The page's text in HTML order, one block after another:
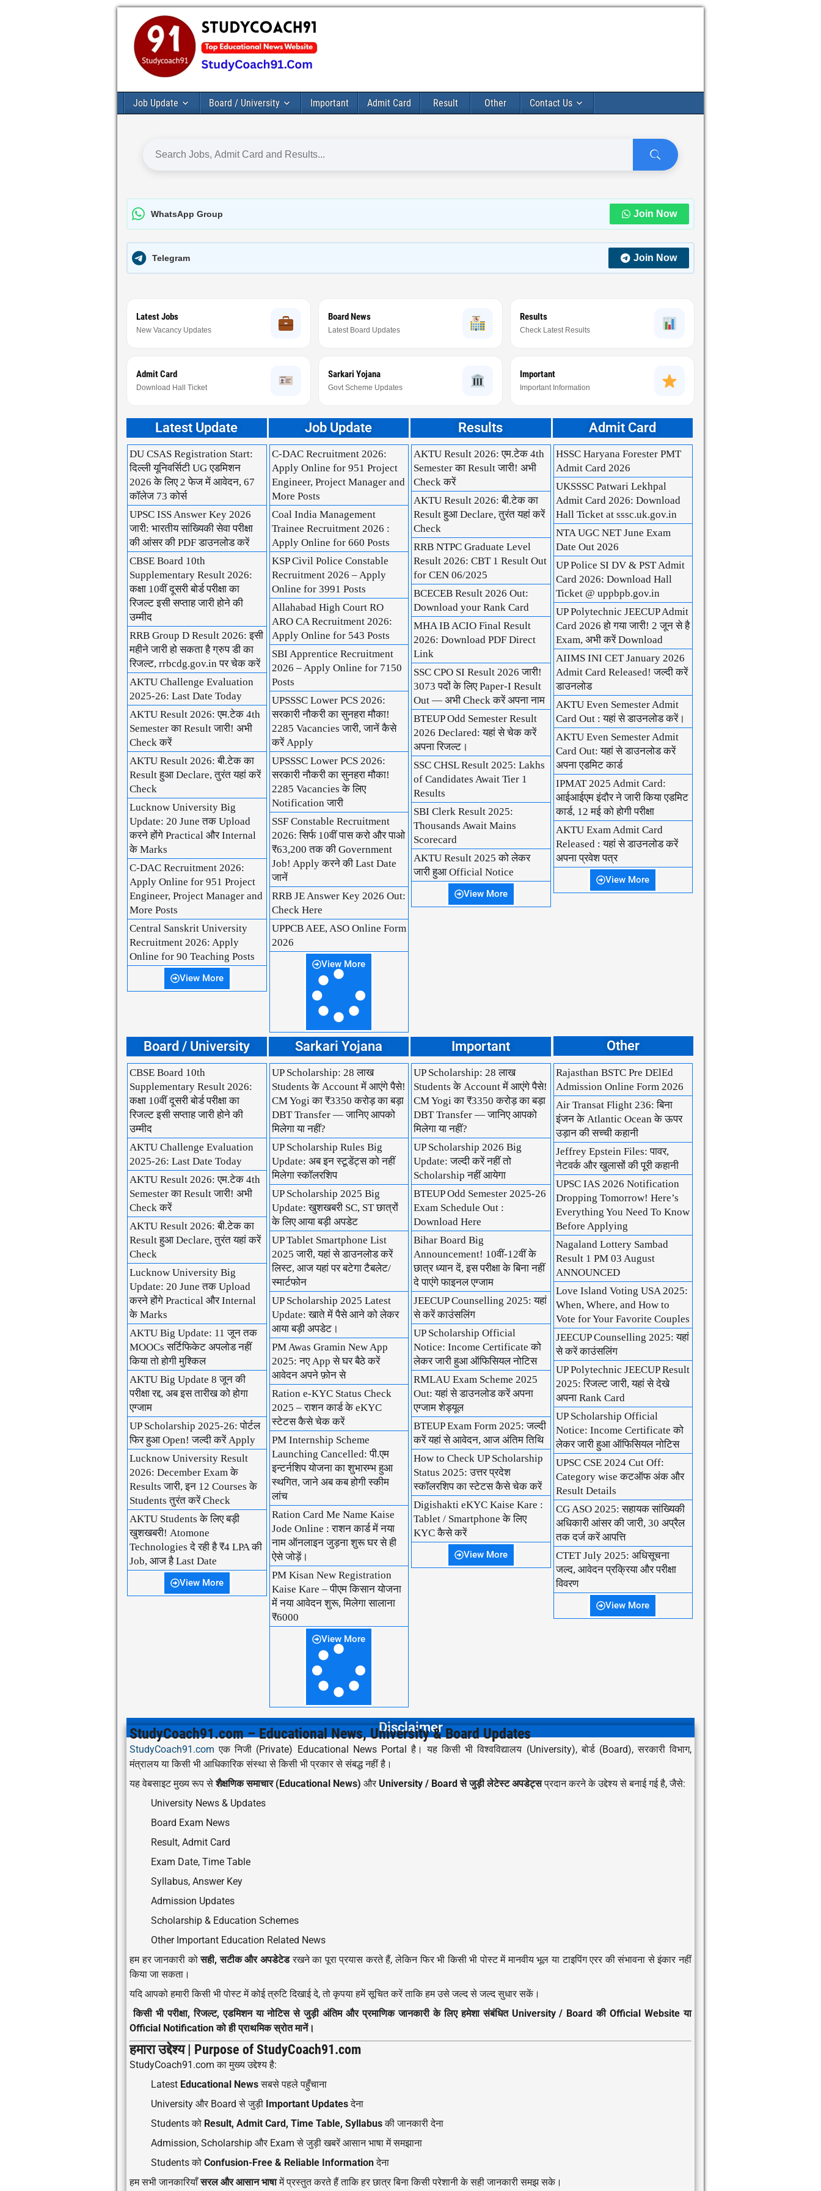
Job Update Board / University Important Admit Card Result Other Contact Us
WhatsApp Group Join Now
Telegram Join Now
Latest Jobs
New Vacancy Updates
Board News
Latest Board Updates
Results
Check Latest Results
Admit Card
Download Hall Ticket
Sarkari Yojana
Govt Scheme Updates
Important
Important Information
Latest Update
DU CSAS Registration Start:
दिल्ली यूनिवर्सिटी UG एडमिशन
2026 के लिए 2 फेज में आवेदन, 67
कॉलेज 73 कोर्स
UPSC ISS Answer Key 2026
जारी: भारतीय सांख्यिकी सेवा परीक्षा
की आंसर की PDF डाउनलोड करें
CBSE Board 10th
Supplementary Result 2026:
कक्षा 10वीं दूसरी बोर्ड परीक्षा का
रिजल्ट इसी सप्ताह जारी होने की
उम्मीद
RRB Group D Result 2026: इसी
महीने जारी हो सकता है ग्रुप डी का
रिजल्ट, rrbcdg.gov.in पर चेक करें
AKTU Challenge Evaluation
2025-26: Last Date Today
AKTU Result 2026: एम.टेक 4th
Semester का Result जारी! अभी
Check करें
AKTU Result 2026: बी.टेक का
Result हुआ Declare, तुरंत यहां करें
Check
Lucknow University Big
Update: 20 June तक Upload
करने होंगे Practical और Internal
के Marks
C-DAC Recruitment 2026:
Apply Online for 951 Project
Engineer, Project Manager and
More Posts
Central Sanskrit University
Recruitment 2026: Apply
Online for 90 Teaching Posts
View More
Job Update
C-DAC Recruitment 2026:
Apply Online for 951 Project
Engineer, Project Manager and
More Posts
Coal India Management
Trainee Recruitment 2026 :
Apply Online for 660 Posts
KSP Civil Police Constable
Recruitment 2026 – Apply
Online for 3991 Posts
Allahabad High Court RO
ARO CA Recruitment 2026:
Apply Online for 543 Posts
SBI Apprentice Recruitment
2026 – Apply Online for 7150
Posts
UPSSSC Lower PCS 2026:
सरकारी नौकरी का सुनहरा मौका!
2285 Vacancies जारी, जानें कैसे
करें Apply
UPSSSC Lower PCS 2026:
सरकारी नौकरी का सुनहरा मौका!
2285 Vacancies के लिए
Notification जारी
SSF Constable Recruitment
2026: सिर्फ 10वीं पास करो और पाओ
₹63,200 तक की Government
Job! Apply करने की Last Date
जानें
RRB JE Answer Key 2026 Out:
Check Here
UPPCB AEE, ASO Online Form
2026
View More
Results
AKTU Result 2026: एम.टेक 4th
Semester का Result जारी! अभी
Check करें
AKTU Result 2026: बी.टेक का
Result हुआ Declare, तुरंत यहां करें
Check
RRB NTPC Graduate Level
Result 2026: CBT 1 Result Out
for CEN 06/2025
BCECEB Result 2026 Out:
Download your Rank Card
MHA IB ACIO Final Result
2026: Download PDF Direct
Link
SSC CPO SI Result 2026 जारी!
3073 पदों के लिए Paper-I Result
Out — अभी Check करें अपना नाम
BTEUP Odd Semester Result
2026 Declared: यहां से चेक करें
अपना रिजल्ट।
SSC CHSL Result 2025: Lakhs
of Candidates Await Tier 1
Results
SBI Clerk Result 2025:
Thousands Await Mains
Scorecard
AKTU Result 2025 को लेकर
जारी हुआ Official Notice
View More
Admit Card
HSSC Haryana Forester PMT
Admit Card 2026
UKSSSC Patwari Lekhpal
Admit Card 2026: Download
Hall Ticket at sssc.uk.gov.in
NTA UGC NET June Exam
Date Out 2026
UP Police SI DV & PST Admit
Card 2026: Download Hall
Ticket @ uppbpb.gov.in
UP Polytechnic JEECUP Admit
Card 2026 हो गया जारी! 2 जून से है
Exam, अभी करें Download
AIIMS INI CET January 2026
Admit Card Released! जल्दी करें
डाउनलोड
AKTU Even Semester Admit
Card Out : यहां से डाउनलोड करें।
AKTU Even Semester Admit
Card Out: यहां से डाउनलोड करें
अपना एडमिट कार्ड
IPMAT 2025 Admit Card:
आईआईएम इंदौर ने जारी किया एडमिट
कार्ड, 12 मई को होगी परीक्षा
AKTU Exam Admit Card
Released : यहां से डाउनलोड करें
अपना प्रवेश पत्र
View More
Board / University
CBSE Board 10th
Supplementary Result 2026:
कक्षा 10वीं दूसरी बोर्ड परीक्षा का
रिजल्ट इसी सप्ताह जारी होने की
उम्मीद
AKTU Challenge Evaluation
2025-26: Last Date Today
AKTU Result 2026: एम.टेक 4th
Semester का Result जारी! अभी
Check करें
AKTU Result 2026: बी.टेक का
Result हुआ Declare, तुरंत यहां करें
Check
Lucknow University Big
Update: 20 June तक Upload
करने होंगे Practical और Internal
के Marks
AKTU Big Update: 11 जून तक
MOOCs सर्टिफिकेट अपलोड नहीं
किया तो होगी मुश्किल
AKTU Big Update 8 जून की
परीक्षा रद्द, अब इस तारीख को होगा
एग्जाम
UP Scholarship 2025-26: पोर्टल
फिर हुआ Open! जल्दी करें Apply
Lucknow University Result
2026: December Exam के
Results जारी, इन 12 Courses के
Students तुरंत करें Check
AKTU Students के लिए बड़ी
खुशखबरी! Atomone
Technologies दे रही है ₹4 LPA की
Job, आज है Last Date
View More
Sarkari Yojana
UP Scholarship: 28 लाख
Students के Account में आएंगे पैसे!
CM Yogi का ₹3350 करोड़ का बड़ा
DBT Transfer — जानिए आपको
मिलेगा या नहीं?
UP Scholarship Rules Big
Update: अब इन स्टूडेंट्स को नहीं
मिलेगा स्कॉलरशिप
UP Scholarship 2025 Big
Update: खुशखबरी SC, ST छात्रों
के लिए आया बड़ी अपडेट
UP Tablet Smartphone List
2025 जारी, यहां से डाउनलोड करें
लिस्ट, आज यहां पर बटेगा टैबलेट/
स्मार्टफोन
UP Scholarship 2025 Latest
Update: खाते में पैसे आने को लेकर
आया बड़ी अपडेट।
PM Awas Gramin New App
2025: नए App से घर बैठे करें
आवेदन अपने फ़ोन से
Ration e-KYC Status Check
2025 – राशन कार्ड के eKYC
स्टेटस कैसे चेक करें
PM Internship Scheme
Launching Cancelled: पी.एम
इन्टर्नशिप योजना का शुभारम्भ हुआ
स्थगित, जाने अब कब होगी स्कीम
लांच
Ration Card Me Name Kaise
Jode Online : राशन कार्ड में नया
नाम ऑनलाइन जुड़ना शुरू घर से ही
ऐसे जोड़ें।
PM Kisan New Registration
Kaise Kare – पीएम किसान योजना
में नया आवेदन शुरू, मिलेगा सालाना
₹6000
View More
Important
UP Scholarship: 28 लाख
Students के Account में आएंगे पैसे!
CM Yogi का ₹3350 करोड़ का बड़ा
DBT Transfer — जानिए आपको
मिलेगा या नहीं?
UP Scholarship 2026 Big
Update: जल्दी करें नहीं तो
Scholarship नहीं आयेगा
BTEUP Odd Semester 2025-26
Exam Schedule Out :
Download Here
Bihar Board Big
Announcement! 10वीं-12वीं के
छात्र ध्यान दें, इस परीक्षा के बिना नहीं
दे पाएंगे फाइनल एग्जाम
JEECUP Counselling 2025: यहां
से करें काउंसलिंग
UP Scholarship Official
Notice: Income Certificate को
लेकर जारी हुआ ऑफिसियल नोटिस
RMLAU Exam Scheme 2025
Out: यहां से डाउनलोड करें अपना
एग्जाम शेड्यूल
BTEUP Exam Form 2025: जल्दी
करें यहां से आवेदन, आज अंतिम तिथि
How to Check UP Scholarship
Status 2025: उत्तर प्रदेश
स्कॉलरशिप का स्टेटस कैसे चेक करें
Digishakti eKYC Kaise Kare :
Tablet / Smartphone के लिए
KYC कैसे करें
View More
Other
Rajasthan BSTC Pre DElEd
Admission Online Form 2026
Air Transat Flight 236: बिना
इंजन के Atlantic Ocean के ऊपर
उड़ान की सच्ची कहानी
Jeffrey Epstein Files: पावर,
नेटवर्क और खुलासों की पूरी कहानी
UPSC IAS 2026 Notification
Dropping Tomorrow! Here’s
Everything You Need To Know
Before Applying
Nagaland Lottery Sambad
Result 1 PM 03 August
ANNOUNCED
Love Island Voting USA 2025:
When, Where, and How to
Vote for Your Favorite Couples
JEECUP Counselling 2025: यहां
से करें काउंसलिंग
UP Polytechnic JEECUP Result
2025: रिजल्ट जारी, यहां से देखे
अपना Rank Card
UP Scholarship Official
Notice: Income Certificate को
लेकर जारी हुआ ऑफिसियल नोटिस
UPSC CSE 2024 Cut Off:
Category wise कटऑफ अंक और
Result Details
CG ASO 2025: सहायक सांख्यिकी
अधिकारी आंसर की जारी, 30 अप्रैल
तक दर्ज करें आपत्ति
CTET July 2025: अधिसूचना
जल्द, आवेदन प्रक्रिया और परीक्षा
विवरण
View More
Disclaimer
StudyCoach91.com – Educational News, University & Board Updates
StudyCoach91.com एक निजी (Private) Educational News Portal है। यह किसी भी विश्वविद्यालय (University), बोर्ड (Board), सरकारी विभाग,
मंत्रालय या किसी भी आधिकारिक संस्था से किसी भी प्रकार से संबद्ध नहीं है।
यह वेबसाइट मुख्य रूप सेशैक्षणिक समाचार (Educational News) और University / Board से जुड़ी लेटेस्ट अपडेट्सप्रदान करने के उद्देश्य से बनाई गई है, जैसे:
University News & Updates
Board Exam News
Result, Admit Card
Exam Date, Time Table
Syllabus, Answer Key
Admission Updates
Scholarship & Education Schemes
Other Important Education Related News
हम हर जानकारी कोसही, सटीक और अपडेटेडरखने का पूरा प्रयास करते हैं, लेकिन फिर भी किसी भी पोस्ट में मानवीय भूल या टाइपिंग एरर की संभावना से इंकार नहीं
किया जा सकता।
यदि आपको हमारी किसी भी पोस्ट में कोई त्रुटि दिखाई दे, तो कृपया हमें सूचित करें ताकि हम उसे जल्द से जल्द सुधार सकें।
किसी भी परीक्षा, रिजल्ट, एडमिशन या नोटिस से जुड़ी अंतिम और प्रमाणिक जानकारी के लिए हमेशा संबंधित University / Board की Official Website या
Official Notification को ही प्राथमिक स्रोत मानें।
हमारा उद्देश्य | Purpose of StudyCoach91.com
StudyCoach91.com का मुख्य उद्देश्य है:
Latest Educational Newsसबसे पहले पहुँचाना
University और Board से जुड़ी Important Updatesदेना
Students को Result, Admit Card, Time Table, Syllabusकी जानकारी देना
Admission, Scholarship और Exam से जुड़ी खबरें आसान भाषा में समझाना
Students को Confusion-Free & Reliable Informationदेना
हम सभी जानकारियाँसरल और आसान भाषामें प्रस्तुत करते हैं ताकि हर छात्र बिना किसी परेशानी के सही जानकारी समझ सके।